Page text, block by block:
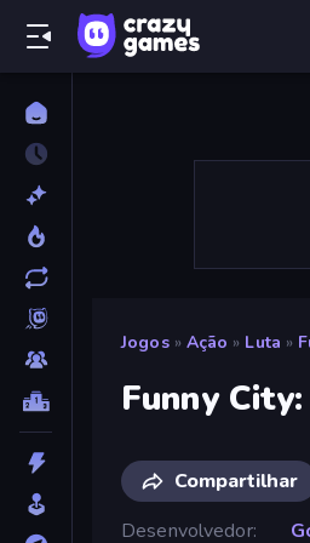
Jogos » Ação » Luta »
Funny
Compartilhar
Desenvolvedor